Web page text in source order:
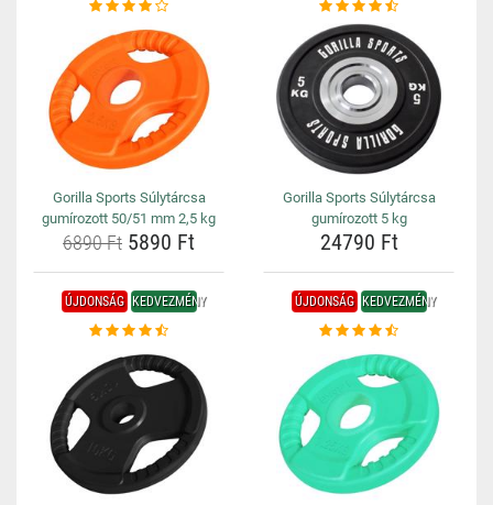
Gorilla Sports Súlytárcsa
gumírozott 50/51 mm 2,5 kg
6890 Ft 5890 Ft
Gorilla Sports Súlytárcsa
gumírozott 5 kg
24790 Ft
ÚJDONSÁG KEDVEZMÉNY ÚJDONSÁG KEDVEZMÉNY